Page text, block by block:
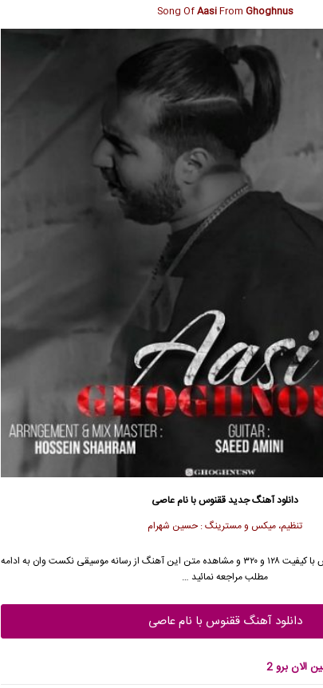
Song OfAasiFrom Ghoghnus
دانلود آهنگ جدیدققنوس با نام عاصی
تنظیم، میکس و مسترینگ : حسین شهرام
جهت دانلود آهنگ عاصی از ققنوس با کیفیت ۱۲۸ و ۳۲۰ و مشاهده متن این آهنگ از رسانه موسیقی نکست وان به ادامه
مطلب مراجعه نمائید …
دانلود آهنگ ققنوس با نام عاصی
الان برو 2